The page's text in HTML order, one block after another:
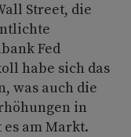
Street, die
Fed
habe sich das
was auch die
in
es am Markt.